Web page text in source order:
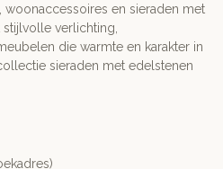
en sieraden met
verlichting,
die warmte en karakter in
sieraden met edelstenen